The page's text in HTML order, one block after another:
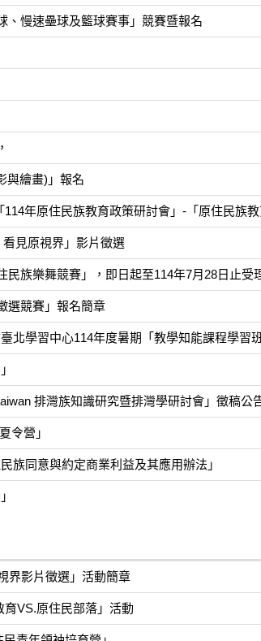
、慢速壘球及籃球賽事」競賽暨報名
與繪畫)」報名
年原住民族教育政策研討會」-「原住民族
見原視界」影片徵選
民族樂舞競賽」，即日起至114年7月28日止受
選競賽」報名簡章
北學習中心114年度暑期「教學知能課程學習
排灣族知識研究暨排灣學研討會」徵稿公
令營」
族同意與約定商業利益及其應用辦法」
界影片徵選」活動簡章
VS.原住民部落」活動